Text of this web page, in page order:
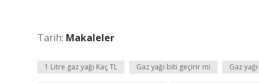
Tarih: Makaleler
1 Litre gaz yağı Kaç TL Gaz yağı biti geçirir mi Gaz